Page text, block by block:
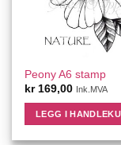
Peony A6 stamp
kr169,00 Ink.MVA
LEGG I